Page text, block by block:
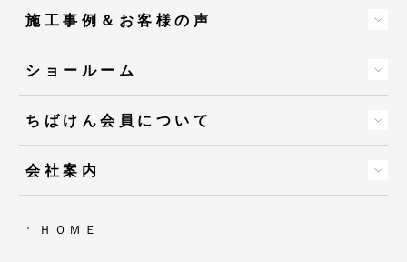
施工事例＆お客様の声
ショールーム
ちばけん会員について
会社案内
ＨＯＭＥ